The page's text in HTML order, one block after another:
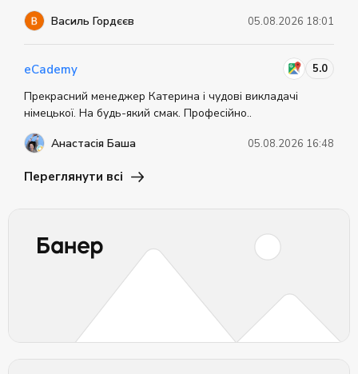
Василь Гордєєв
05.08.2026 18:01
eCademy 5.0
Прекрасний менеджер Катерина і чудові викладачі
німецької. На будь-який смак. Професійно..
Анастасія Баша
05.08.2026 16:48
Переглянути всі